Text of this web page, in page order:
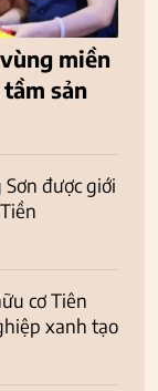
miền
sản
Sơn được giới
cơ Tiên
xanh tạo